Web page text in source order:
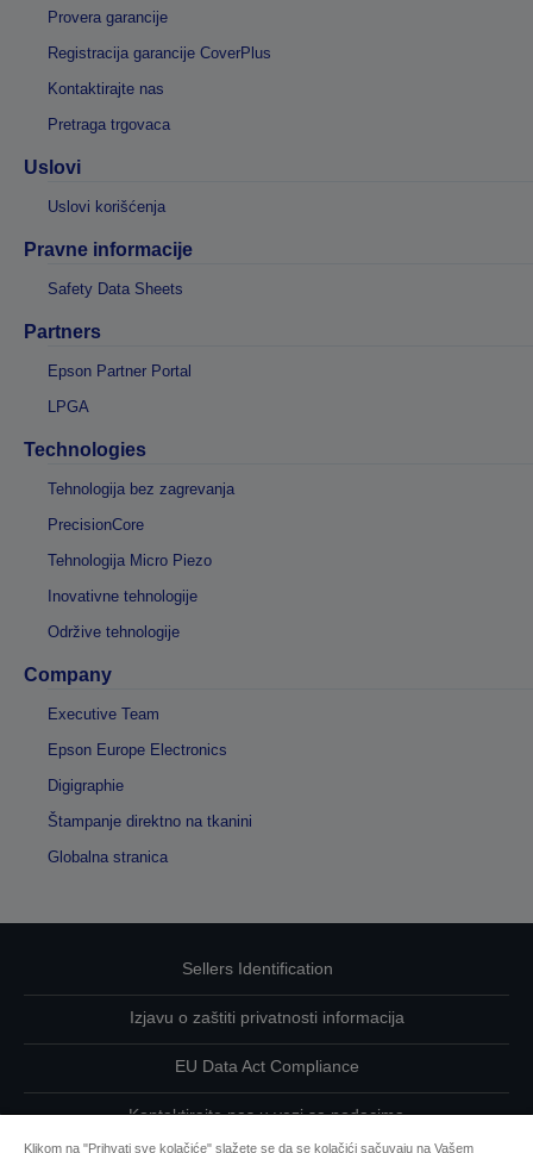
Provera garancije
Registracija garancije CoverPlus
Kontaktirajte nas
Pretraga trgovaca
Uslovi
Uslovi korišćenja
Pravne informacije
Safety Data Sheets
Partners
Epson Partner Portal
LPGA
Technologies
Tehnologija bez zagrevanja
PrecisionCore
Tehnologija Micro Piezo
Inovativne tehnologije
Održive tehnologije
Company
Executive Team
Epson Europe Electronics
Digigraphie
Štampanje direktno na tkanini
Globalna stranica
Sellers Identification
Izjavu o zaštiti privatnosti informacija
EU Data Act Compliance
Kontaktirajte nas u vezi sa podacima
Klikom na "Prihvati sve kolačiće" slažete se da se kolačići sačuvaju na Vašem